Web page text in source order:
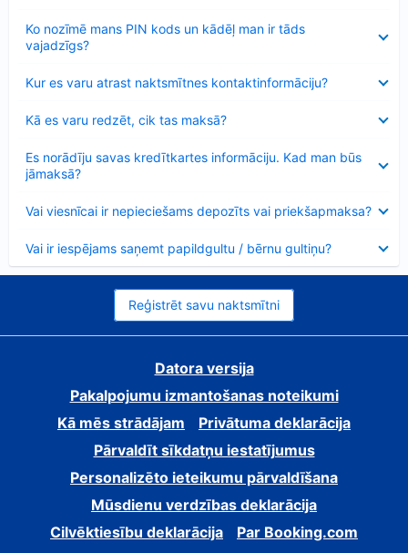
Ko nozīmē mans PIN kods un kādēļ man ir tāds
vajadzīgs?
Kur es varu atrast naktsmītnes kontaktinformāciju?
Kā es varu redzēt, cik tas maksā?
Es norādīju savas kredītkartes informāciju. Kad man būs
jāmaksā?
Vai viesnīcai ir nepieciešams depozīts vai priekšapmaksa?
Vai ir iespējams saņemt papildgultu / bērnu gultiņu?
Reģistrēt savu naktsmītni
Datora versija
Pakalpojumu izmantošanas noteikumi
Kā mēs strādājam
Privātuma deklarācija
Pārvaldīt sīkdatņu iestatījumus
Personalizēto ieteikumu pārvaldīšana
Mūsdienu verdzības deklarācija
Cilvēktiesību deklarācija
Par Booking.com